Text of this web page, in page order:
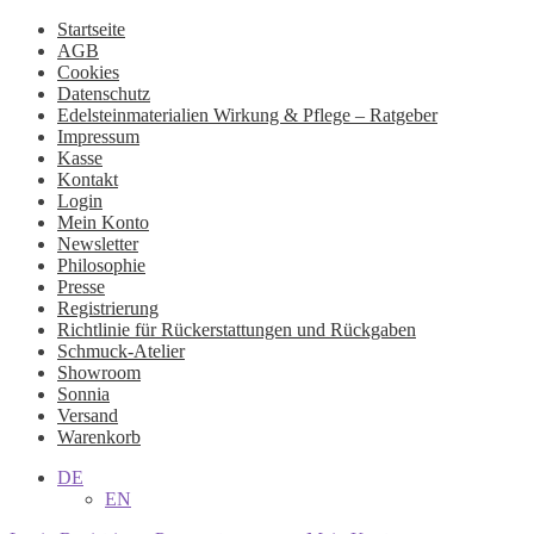
Startseite
AGB
Cookies
Datenschutz
Edelsteinmaterialien Wirkung & Pflege – Ratgeber
Impressum
Kasse
Kontakt
Login
Mein Konto
Newsletter
Philosophie
Presse
Registrierung
Richtlinie für Rückerstattungen und Rückgaben
Schmuck-Atelier
Showroom
Sonnia
Versand
Warenkorb
DE
EN